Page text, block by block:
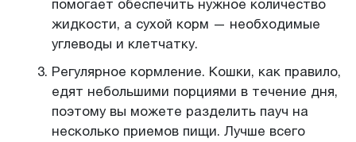
помогает обеспечить нужное количество
жидкости, а сухой корм — необходимые
углеводы и клетчатку.
Регулярное кормление. Кошки, как правило,
едят небольшими порциями в течение дня,
поэтому вы можете разделить пауч на
несколько приемов пищи. Лучше всего